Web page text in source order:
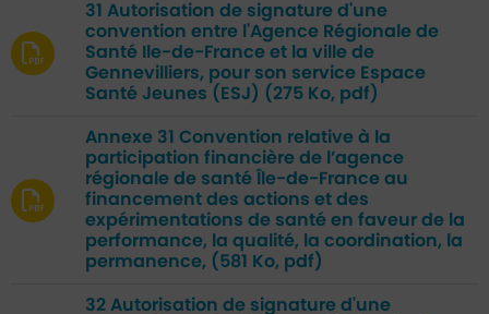
31 Autorisation de signature d'une
convention entre l'Agence Régionale de
Santé Ile-de-France et la ville de
Gennevilliers, pour son service Espace
Santé Jeunes (ESJ) (275 Ko, pdf)
Annexe 31 Convention relative à la
participation financière de l’agence
régionale de santé Île-de-France au
financement des actions et des
expérimentations de santé en faveur de la
performance, la qualité, la coordination, la
permanence, (581 Ko, pdf)
32 Autorisation de signature d'une